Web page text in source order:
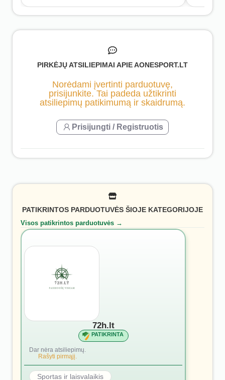
PIRKĖJŲ ATSILIEPIMAI APIE AONESPORT.LT
Norėdami įvertinti parduotuvę,
prisijunkite. Tai padeda užtikrinti
atsiliepimų patikimumą ir skaidrumą.
Prisijungti / Registruotis
PATIKRINTOS PARDUOTUVĖS ŠIOJE KATEGORIJOJE
Visos patikrintos parduotuvės →
72h.lt
PATIKRINTA
Dar nėra atsiliepimų.
Rašyti pirmąjį.
Sportas ir laisvalaikis